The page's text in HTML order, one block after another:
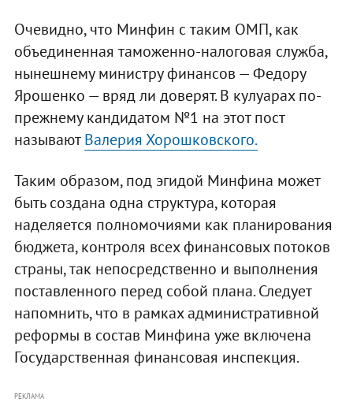
Очевидно, что Минфин с таким ОМП, как
объединенная таможенно-налоговая служба,
нынешнему министру финансов — Федору
Ярошенко — вряд ли доверят. В кулуарах по-
прежнему кандидатом №1 на этот пост
называютВалерия Хорошковского.
Таким образом, под эгидой Минфина может
быть создана одна структура, которая
наделяется полномочиями как планирования
бюджета, контроля всех финансовых потоков
страны, так непосредственно и выполнения
поставленного перед собой плана. Следует
напомнить, что в рамках административной
реформы в состав Минфина уже включена
Государственная финансовая инспекция.
РЕКЛАМА